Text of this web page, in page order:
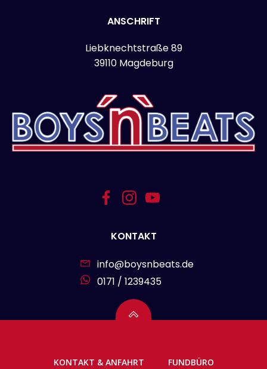
ANSCHRIFT
Liebknechtstraße 89
39110 Magdeburg
KONTAKT
info@boysnbeats.de
0171 / 1239435
KONTAKT & ANFAHRT FUNDBÜRO